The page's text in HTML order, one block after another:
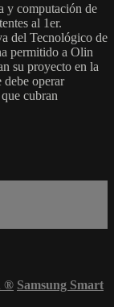
y computación de
al 1er.
del Tecnológico de
permitido a Olin
su proyecto en la
operar
cubran
® Samsung Smart